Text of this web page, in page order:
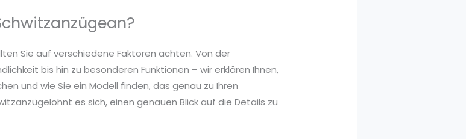
Sie auf verschiedene Faktoren achten. Von der
bis hin zu besonderen Funktionen – wir erklären Ihnen,
und wie Sie ein Modell finden, das genau zu Ihren
es sich, einen genauen Blick auf die Details zu